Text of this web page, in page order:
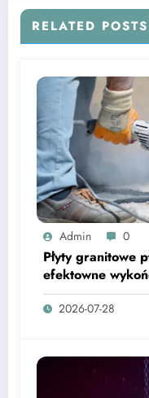
RELATED POSTS
Admin 0
Płyty granitowe
efektowne
tarasów
2026-07-28